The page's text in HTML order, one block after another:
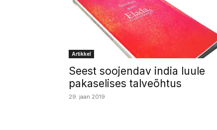
Artikkel
Seest soojendav india luule
pakaselises talveõhtus
29. jaan 2019